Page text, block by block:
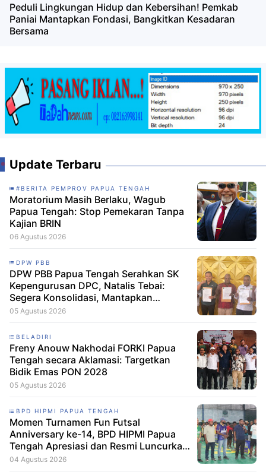
Peduli Lingkungan Hidup dan Kebersihan! Pemkab
Paniai Mantapkan Fondasi, Bangkitkan Kesadaran
Bersama
Update Terbaru
#BERITA PEMPROV PAPUA TENGAH
Moratorium Masih Berlaku, Wagub
Papua Tengah: Stop Pemekaran Tanpa
Kajian BRIN
06 Agustus 2026
DPW PBB
DPW PBB Papua Tengah Serahkan SK
Kepengurusan DPC, Natalis Tebai:
Segera Konsolidasi, Mantapkan
Langkah Verifikasi, untuk 'Maju' 2029
05 Agustus 2026
BELADIRI
Freny Anouw Nakhodai FORKI Papua
Tengah secara Aklamasi: Targetkan
Bidik Emas PON 2028
05 Agustus 2026
BPD HIPMI PAPUA TENGAH
Momen Turnamen Fun Futsal
Anniversary ke-14, BPD HIPMI Papua
Tengah Apresiasi dan Resmi Luncurkan
Skuad Baru Makamagu Papua FC
04 Agustus 2026